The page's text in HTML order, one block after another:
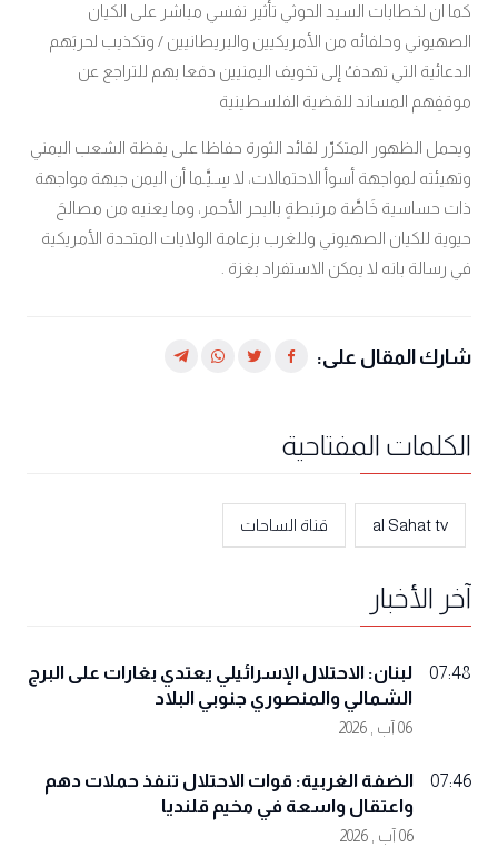
كما ان لخطابات السيد الحوثي تأثير نفسي مباشر على الكيان
الصهيوني وحلفائه من الأمريكيين والبريطانيين / وتكذيب لحربَهم
الدعائية التي تهدفُ إلى تخويف اليمنيين دفعا بهم للتراجع عن
موقفِهم المساند للقضية الفلسطينية
ويحمل الظهور المتكرّر لقائد الثورة حفاظا على يقظة الشعب اليمني
وتهيئته لمواجهة أسوأ الاحتمالات، لا سِـيَّـما أن اليمن جبهة مواجهة
ذات حساسية خَاصَّة مرتبطةٍ بالبحر الأحمر، وما يعنيه من مصالحَ
حيوية للكيان الصهيوني وللغرب بزعامة الولايات المتحدة الأمريكية
في رسالة بانه لا يمكن الاستفراد بغزة .
شارك المقال على:
الكلمات المفتاحية
al Sahat tv قناة الساحات
آخر الأخبار
07:48
لبنان: الاحتلال الإسرائيلي يعتدي بغارات على البرج
الشمالي والمنصوري جنوبي البلاد
06 آب , 2026
07:46
الضفة الغربية: قوات الاحتلال تنفذ حملات دهم
واعتقال واسعة في مخيم قلنديا
06 آب , 2026